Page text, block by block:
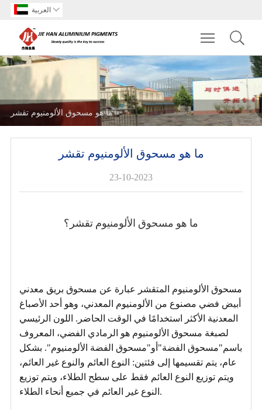
العربية 
Toggle
ما هو مسحوق الألومنيوم تقشر
ما هو مسحوق الألومنيوم تقشر
23-10-2023
ما هو مسحوق الألومنيوم تقشر ؟
مسحوق الألومنيوم المتقشر عبارة عن مسحوق بريق معدني
أبيض فضي مصنوع من الألومنيوم المعدني، وهو أحد الأصباغ
المعدنية الأكثر استخدامًا في الوقت الحاضر. اللون الرئيسي
لصبغة مسحوق الألومنيوم هو الرمادي الفضي، المعروف
باسم"مسحوق الفضة"أو"مسحوق الفضة الألومنيوم". بشكل
عام، يتم تقسيمها إلى فئتين: النوع العائم والنوع غير العائم،
ويتم توزيع النوع العائم فقط على سطح الطلاء، ويتم توزيع
النوع غير العائم في جميع أنحاء الطلاء.